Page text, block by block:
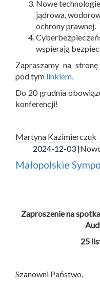
Nowe
jądrowa,
ochrony prawnej.
wspierają
Zapraszamy na
pod tym linkiem.
Do 20 grudnia
konferencji!
Martyna Kazimierczuk
2024-12-03 |
Małopolskie
Zaproszenie na
25
Szanowni Państwo,